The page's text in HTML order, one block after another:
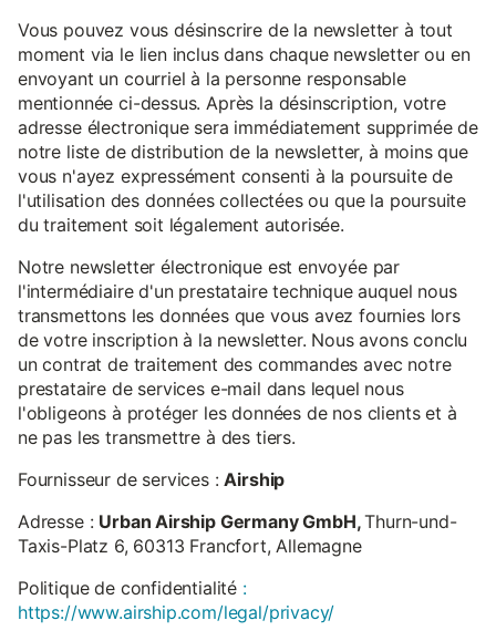
Vous pouvez vous désinscrire de la newsletter à tout
moment via le lien inclus dans chaque newsletter ou en
envoyant un courriel à la personne responsable
mentionnée ci-dessus. Après la désinscription, votre
adresse électronique sera immédiatement supprimée de
notre liste de distribution de la newsletter, à moins que
vous n'ayez expressément consenti à la poursuite de
l'utilisation des données collectées ou que la poursuite
du traitement soit légalement autorisée.
Notre newsletter électronique est envoyée par
l'intermédiaire d'un prestataire technique auquel nous
transmettons les données que vous avez fournies lors
de votre inscription à la newsletter. Nous avons conclu
un contrat de traitement des commandes avec notre
prestataire de services e-mail dans lequel nous
l'obligeons à protéger les données de nos clients et à
ne pas les transmettre à des tiers.
Fournisseur de services :Airship
Adresse : Urban Airship Germany GmbH,Thurn-und-
Taxis-Platz 6, 60313 Francfort, Allemagne
Politique de confidentialité :
https://www.airship.com/legal/privacy/